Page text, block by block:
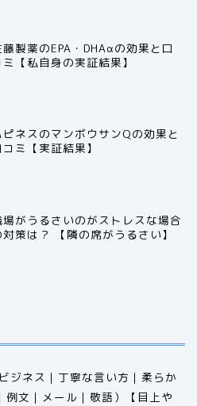
藤製薬のEPA・DHAαの効果と口
ミ【私自身の実証結果】
ピネスのマンボウサンQの効果と
コミ【実証結果】
場がうるさいのがストレスな場合
対策は？ 【隣の席がうるさい】
ジネス｜丁寧な言い方｜柔らか
例文｜メール｜敬語）【目上や